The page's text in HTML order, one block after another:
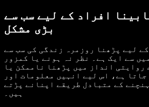
افراد کے لیے سب سے
بڑی مشکل
لیے پڑھنا روزمرہ زندگی کی سب سے
سے ایک ہے۔ نظر نہ ہونے یا کمزور
روایتی انداز میں پڑھنا ناممکن یا
جاتا ہے، اس لیے انہیں معلومات اور
کے متبادل طریقے اپنانے پڑتے
ہیں۔